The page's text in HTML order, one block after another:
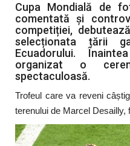
Cupa Mondială de
comentată și
competiției,
selecționata țării
Ecuadorului.
organizat o
spectaculoasă.
Trofeul care va reveni
terenului de Marcel